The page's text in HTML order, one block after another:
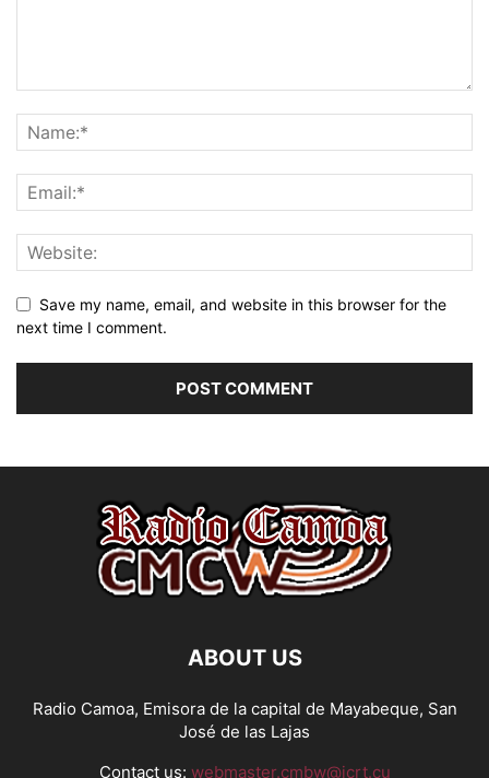
Save my name, email, and website in this browser for the
next time I comment.
ABOUT US
Radio Camoa, Emisora de la capital de Mayabeque, San
José de las Lajas
Contact us: webmaster.cmbw@icrt.cu